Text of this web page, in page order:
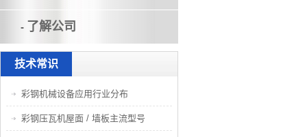
- 了解公司
技术常识
彩钢机械设备应用行业分布
彩钢压瓦机屋面 / 墙板主流型号